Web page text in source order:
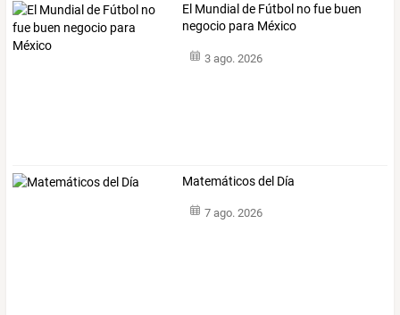
El Mundial de Fútbol no fue buen
negocio para México
3 ago. 2026
Matemáticos del Día
7 ago. 2026